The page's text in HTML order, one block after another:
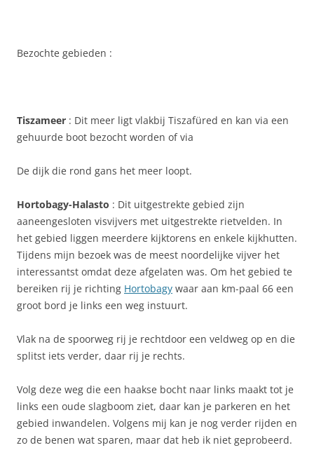
Bezochte gebieden :
Tiszameer : Dit meer ligt vlakbij Tiszafüred en kan via een
gehuurde boot bezocht worden of via
De dijk die rond gans het meer loopt.
Hortobagy-Halasto : Dit uitgestrekte gebied zijn
aaneengesloten visvijvers met uitgestrekte rietvelden. In
het gebied liggen meerdere kijktorens en enkele kijkhutten.
Tijdens mijn bezoek was de meest noordelijke vijver het
interessantst omdat deze afgelaten was. Om het gebied te
bereiken rij je richting Hortobagy waar aan km-paal 66 een
groot bord je links een weg instuurt.
Vlak na de spoorweg rij je rechtdoor een veldweg op en die
splitst iets verder, daar rij je rechts.
Volg deze weg die een haakse bocht naar links maakt tot je
links een oude slagboom ziet, daar kan je parkeren en het
gebied inwandelen. Volgens mij kan je nog verder rijden en
zo de benen wat sparen, maar dat heb ik niet geprobeerd.